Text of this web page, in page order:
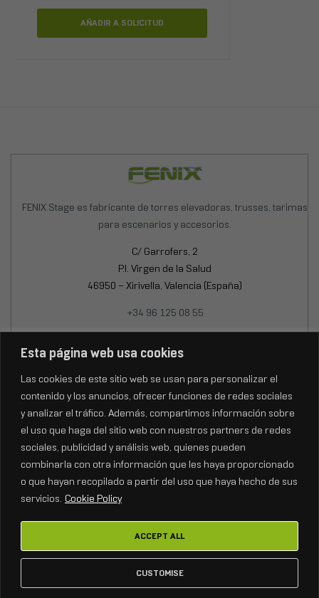
Esta página web usa cookies
Las cookies de este sitio web se usan para personalizar el
contenido y los anuncios, ofrecer funciones de redes sociales
y analizar el tráfico. Además, compartimos información sobre
el uso que haga del sitio web con nuestros partners de redes
sociales, publicidad y análisis web, quienes pueden
combinarla con otra información que les haya proporcionado
o que hayan recopilado a partir del uso que haya hecho de sus
servicios. Cookie Policy
CUSTOMISE
ACCEPT ALL
AÑADIR A SOLICITUD
FENIX Stage es fabricante de torres elevadoras, trusses, tarimas
para escenarios y accesorios.
C/ Garrofers, 2
P.I. Virgen de la Salud
46950 – Xirivella, Valencia (España)
+34 96 125 08 55
Copyright © 2026FENIX Stage.Todos los derechos reservados.